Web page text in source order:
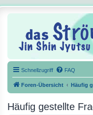
Schnellzugriff FAQ
Foren-Übersicht Häufig
Häufig gestellte